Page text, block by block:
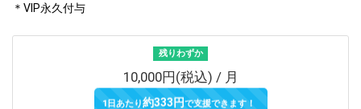
＊VIP永久付与
残りわずか
10,000円(税込) / 月
1日あたり約333円で支援できます！